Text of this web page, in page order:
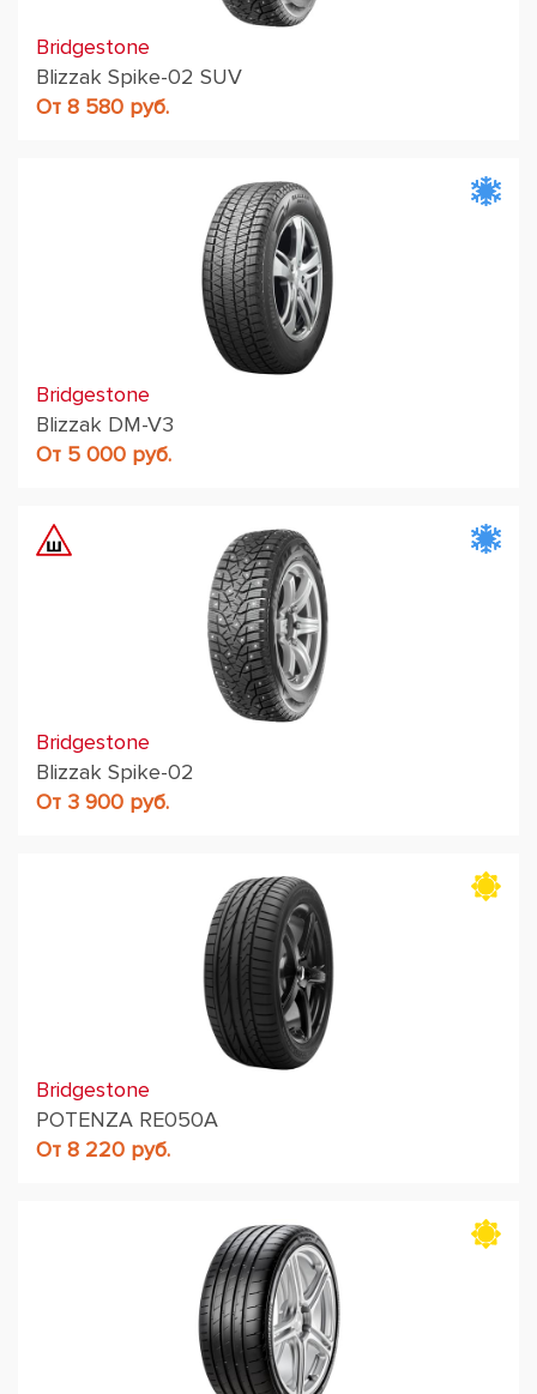
Bridgestone
Blizzak Spike-02 SUV
От 8 580 руб.
Bridgestone
Blizzak DM-V3
От 5 000 руб.
Bridgestone
Blizzak Spike-02
От 3 900 руб.
Bridgestone
POTENZA RE050A
От 8 220 руб.